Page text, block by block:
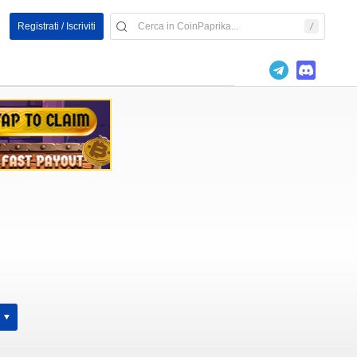
Registrati / Iscriviti